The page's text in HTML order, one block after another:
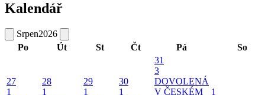
Kalendář
Srpen2026
Po
Út St Čt Pá So
27
1
28
1
29
1
30
1
31
3
DOVOLENÁ
V ČESKÉM
1